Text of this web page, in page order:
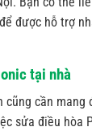
được hỗ trợ
tại nhà
cũng cần mang
sửa điều hòa